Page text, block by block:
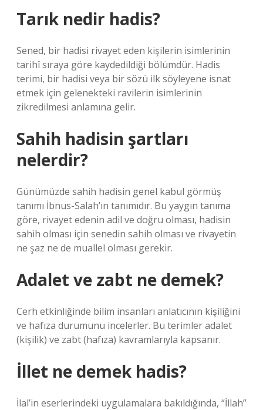
Tarık nedir hadis?
Sened, bir hadisi rivayet eden kişilerin isimlerinin
tarihî sıraya göre kaydedildiği bölümdür. Hadis
terimi, bir hadisi veya bir sözü ilk söyleyene isnat
etmek için gelenekteki ravilerin isimlerinin
zikredilmesi anlamına gelir.
Sahih hadisin şartları
nelerdir?
Günümüzde sahih hadisin genel kabul görmüş
tanımı İbnus-Salah’ın tanımıdır. Bu yaygın tanıma
göre, rivayet edenin adil ve doğru olması, hadisin
sahih olması için senedin sahih olması ve rivayetin
ne şaz ne de muallel olması gerekir.
Adalet ve zabt ne demek?
Cerh etkinliğinde bilim insanları anlatıcının kişiliğini
ve hafıza durumunu incelerler. Bu terimler adalet
(kişilik) ve zabt (hafıza) kavramlarıyla kapsanır.
İllet ne demek hadis?
İlal’in eserlerindeki uygulamalara bakıldığında, “İllah”